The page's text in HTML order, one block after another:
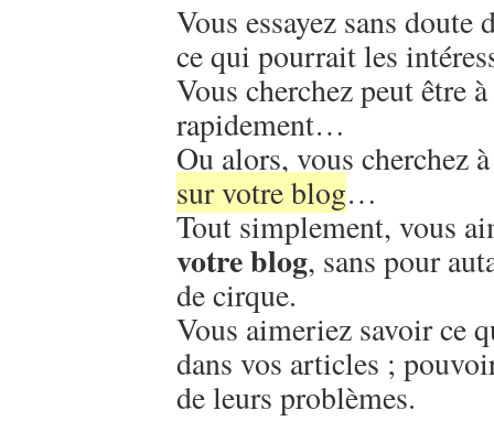
Vous essayez sans doute
ce qui pourrait les
Vous cherchez peut être
rapidement…
Ou alors, vous cherchez
sur votre blog…
Tout simplement, vous
votre blog, sans pour
de cirque.
Vous aimeriez savoir ce
dans vos articles ;
de leurs problèmes.